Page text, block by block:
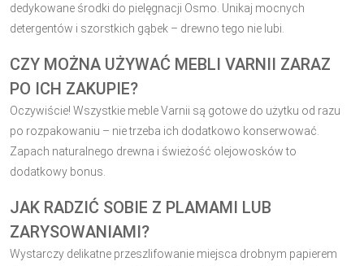
dedykowane środki do pielęgnacji Osmo. Unikaj mocnych
detergentów i szorstkich gąbek – drewno tego nie lubi.
CZY MOŻNA UŻYWAĆ MEBLI VARNII ZARAZ
PO ICH ZAKUPIE?
Oczywiście! Wszystkie meble Varnii są gotowe do użytku od razu
po rozpakowaniu – nie trzeba ich dodatkowo konserwować.
Zapach naturalnego drewna i świeżość olejowosków to
dodatkowy bonus.
JAK RADZIĆ SOBIE Z PLAMAMI LUB
ZARYSOWANIAMI?
Wystarczy delikatne przeszlifowanie miejsca drobnym papierem